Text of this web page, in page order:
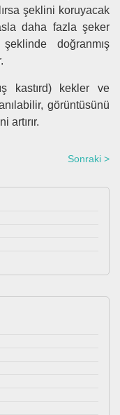
şeklini koruyacak
daha fazla şeker
doğranmış
kastırd) kekler ve
görüntüsünü
artırır.
Sonraki >